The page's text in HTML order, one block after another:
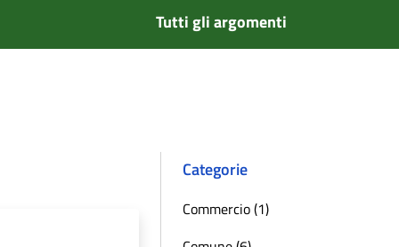
Tutti gli argomenti
Categorie
Commercio (1)